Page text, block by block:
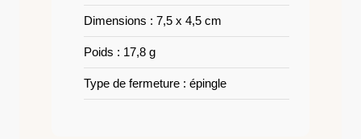
Dimensions : 7,5 x 4,5 cm
Poids : 17,8 g
Type de fermeture : épingle